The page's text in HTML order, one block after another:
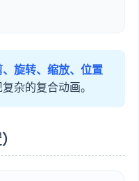
旋转、缩放、位置
杂的复合动画。